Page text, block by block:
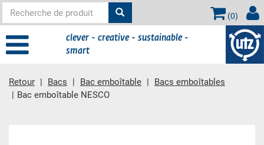
(0)
clever - creative - sustainable -
smart
Retour Bacs Bac emboîtable
Bacs emboîtables
Bac emboîtable NESCO